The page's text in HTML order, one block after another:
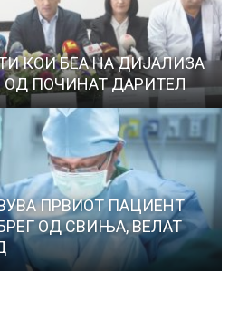
КОИ БЕА НА ДИЈАЛИЗА
ОД ПОЧИНАТ ДАРИТЕЛ
ПРВИОТ ПАЦИЕНТ
ОД СВИЊА, ВЕЛАТ